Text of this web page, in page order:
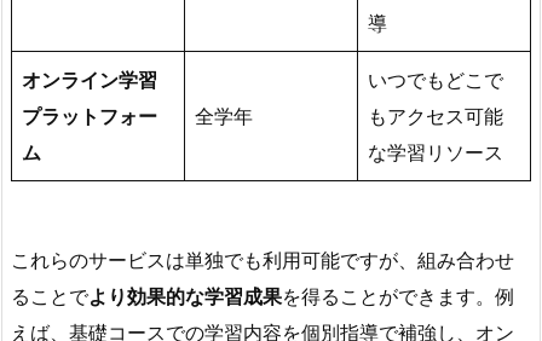
導
オンライン学習
プラットフォー
ム
全学年
いつでもどこで
もアクセス可能
な学習リソース
これらのサービスは単独でも利用可能ですが、組み合わせ
ることでより効果的な学習成果を得ることができます。例
えば、基礎コースでの学習内容を個別指導で補強し、オン